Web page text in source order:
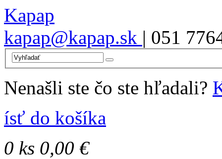
Kapap
kapap@kapap.sk | 051
Nenašli ste čo ste hľadali?
ísť do košíka
0 ks 0,00 €